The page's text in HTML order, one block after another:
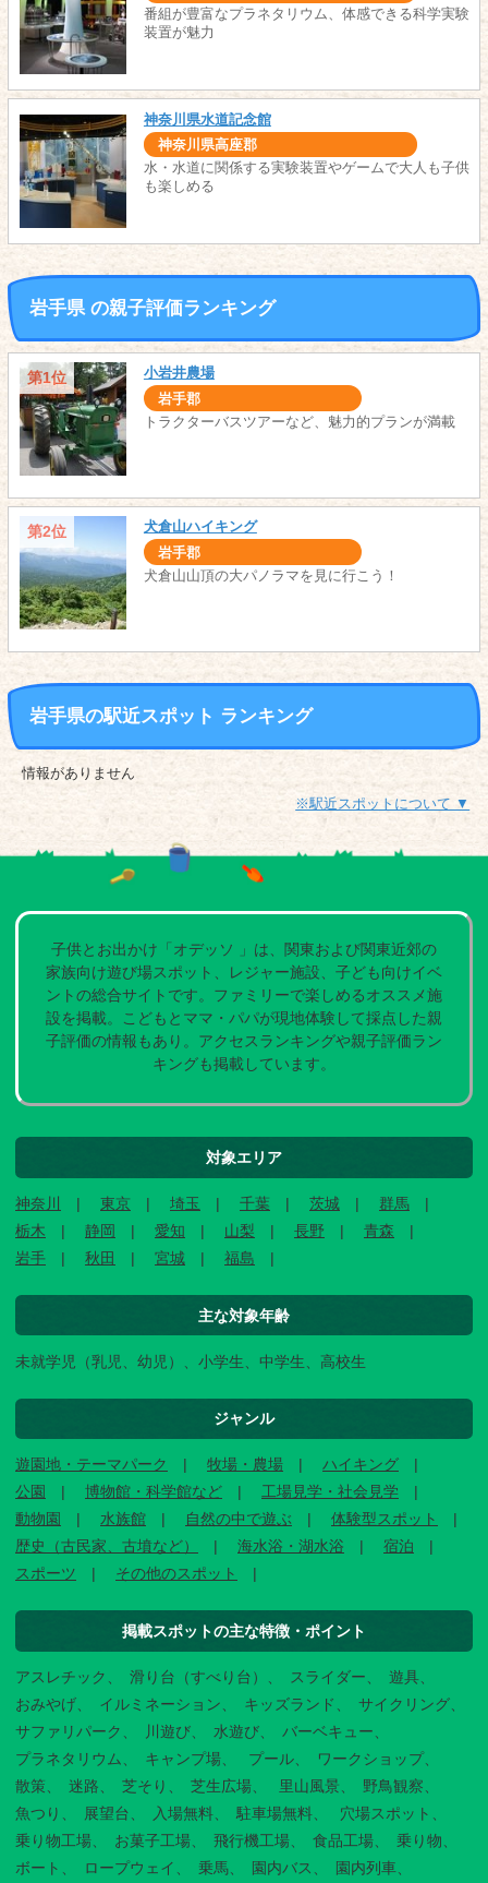
番組が豊富なプラネタリウム、体感できる科学実験
装置が魅力
神奈川県水道記念館
神奈川県高座郡
水・水道に関係する実験装置やゲームで大人も子供
も楽しめる
岩手県 の親子評価ランキング
第1位 小岩井農場
岩手郡
トラクターバスツアーなど、魅力的プランが満載
第2位 犬倉山ハイキング
岩手郡
犬倉山山頂の大パノラマを見に行こう！
岩手県の駅近スポット ランキング
情報がありません
※駅近スポットについて ▼
子供とお出かけ「オデッソ 」は、関東および関東近郊の
家族向け遊び場スポット、レジャー施設、子ども向けイベ
ントの総合サイトです。ファミリーで楽しめるオススメ施
設を掲載。こどもとママ・パパが現地体験して採点した親
子評価の情報もあり。アクセスランキングや親子評価ラン
キングも掲載しています。
対象エリア
神奈川 東京 埼玉 千葉 茨城
群馬
栃木
静岡 愛知 山梨 長野
青森
岩手
秋田 宮城 福島
主な対象年齢
未就学児（乳児、幼児）、小学生、中学生、高校生
ジャンル
遊園地・テーマパーク 牧場・農場
ハイキング
公園
博物館・科学館など
工場見学・社会見学
動物園
水族館 自然の中で遊ぶ
体験型スポット
歴史（古民家、古墳など）
海水浴・湖水浴
宿泊
スポーツ
その他のスポット
掲載スポットの主な特徴・ポイント
アスレチック 滑り台（すべり台） スライダー
遊具
おみやげ
イルミネーション キッズランド
サイクリング
サファリパーク
川遊び 水遊び
バーベキュー
プラネタリウム
キャンプ場 プール
ワークショップ
散策
迷路 芝そり 芝生広場 里山風景
野鳥観察
魚つり
展望台 入場無料 駐車場無料
穴場スポット
乗り物工場
お菓子工場 飛行機工場 食品工場
乗り物
ボート
ロープウェイ 乗馬 園内バス 園内列車